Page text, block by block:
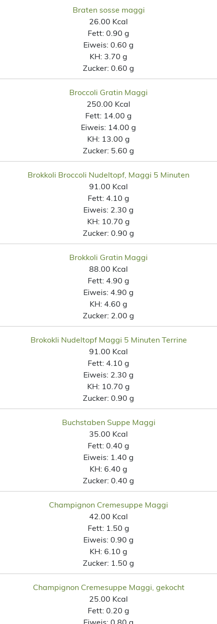
Braten sosse maggi
26.00 Kcal
Fett: 0.90 g
Eiweis: 0.60 g
KH: 3.70 g
Zucker: 0.60 g
Broccoli Gratin Maggi
250.00 Kcal
Fett: 14.00 g
Eiweis: 14.00 g
KH: 13.00 g
Zucker: 5.60 g
Brokkoli Broccoli Nudeltopf, Maggi 5 Minuten
91.00 Kcal
Fett: 4.10 g
Eiweis: 2.30 g
KH: 10.70 g
Zucker: 0.90 g
Brokkoli Gratin Maggi
88.00 Kcal
Fett: 4.90 g
Eiweis: 4.90 g
KH: 4.60 g
Zucker: 2.00 g
Brokokli Nudeltopf Maggi 5 Minuten Terrine
91.00 Kcal
Fett: 4.10 g
Eiweis: 2.30 g
KH: 10.70 g
Zucker: 0.90 g
Buchstaben Suppe Maggi
35.00 Kcal
Fett: 0.40 g
Eiweis: 1.40 g
KH: 6.40 g
Zucker: 0.40 g
Champignon Cremesuppe Maggi
42.00 Kcal
Fett: 1.50 g
Eiweis: 0.90 g
KH: 6.10 g
Zucker: 1.50 g
Champignon Cremesuppe Maggi, gekocht
25.00 Kcal
Fett: 0.20 g
Eiweis: 0.80 g